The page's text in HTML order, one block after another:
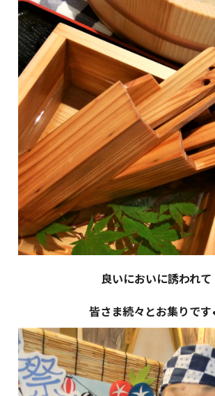
良いにおいに誘われて
皆さま続々とお集りです